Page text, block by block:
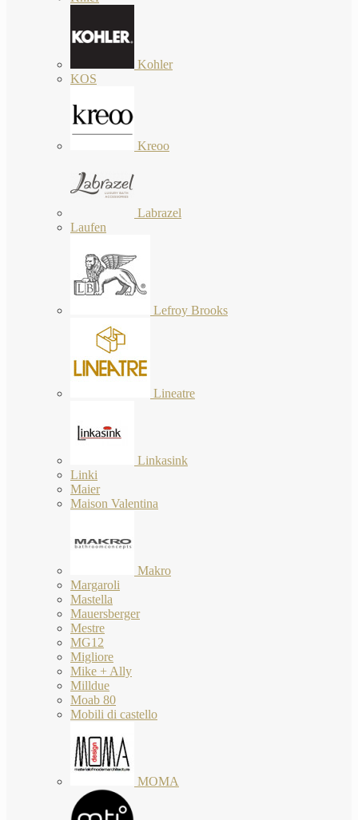
Kohler
KOS
Kreoo
Labrazel
Laufen
Lefroy Brooks
Lineatre
Linkasink
Linki
Maier
Maison Valentina
Makro
Margaroli
Mastella
Mauersberger
Mestre
MG12
Migliore
Mike + Ally
Milldue
Moab 80
Mobili di castello
MOMA